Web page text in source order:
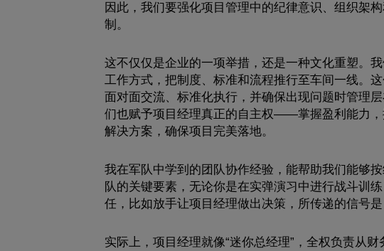
因此，我们要强化项目管理中的纪律意识、组织架
制。
这不仅仅是企业的一项举措，还是一种文化重塑。
工作方式，把制度、标准和流程推行至车间一线。
面对面交流、标准化执行，并确保出现问题时管理
们也赋予项目经理真正的自主权——掌握盈利能力，
解决方案，确保项目完美落地。
我在军队中学到的团队协作经验，能帮助我们能够
队的关键要素，无论你是在实弹演习中进行战斗训
任，比如放手让项目经理做出决策，所传递的信号是
实际上，项目经理就像“迷你总经理”，全权负责从财